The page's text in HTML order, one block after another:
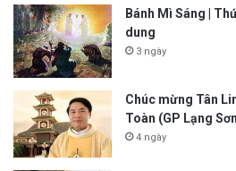
Bánh Mì Sáng |
dung
3 ngày
Chúc mừng Tân
Toàn (GP Lạng
4 ngày